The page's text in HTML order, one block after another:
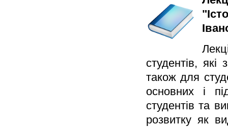
студентів,
також для
основних і
студентів та
розвитку як